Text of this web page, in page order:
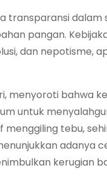
transparansi dalam
pangan.
dan nepotisme,
menyoroti bahwa
untuk
tebu,
adanya
kerugian